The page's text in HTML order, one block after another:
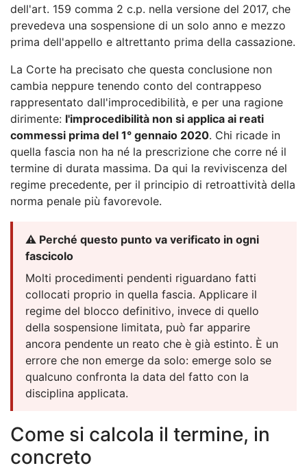
dell'art. 159 comma 2 c.p. nella versione del 2017, che
prevedeva una sospensione di un solo anno e mezzo
prima dell'appello e altrettanto prima della cassazione.
La Corte ha precisato che questa conclusione non
cambia neppure tenendo conto del contrappeso
rappresentato dall'improcedibilità, e per una ragione
dirimente: l'improcedibilità non si applica ai reati
commessi prima del 1° gennaio 2020. Chi ricade in
quella fascia non ha né la prescrizione che corre né il
termine di durata massima. Da qui la reviviscenza del
regime precedente, per il principio di retroattività della
norma penale più favorevole.
⚠️ Perché questo punto va verificato in ogni
fascicolo
Molti procedimenti pendenti riguardano fatti
collocati proprio in quella fascia. Applicare il
regime del blocco definitivo, invece di quello
della sospensione limitata, può far apparire
ancora pendente un reato che è già estinto. È un
errore che non emerge da solo: emerge solo se
qualcuno confronta la data del fatto con la
disciplina applicata.
Come si calcola il termine, in
concreto